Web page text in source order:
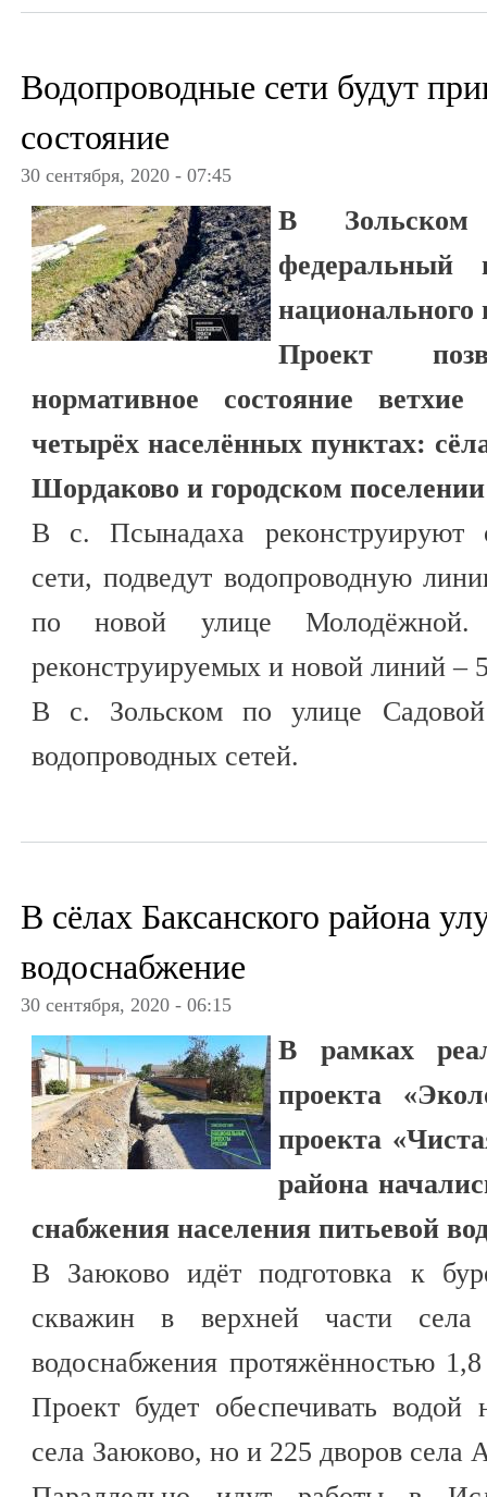
Водопроводные сети будут
состояние
30 сентября, 2020 - 07:45
В Зольском
федеральный
национального
Проект
нормативное состояние
четырёх населённых пунктах:
Шордаково и городском
В с. Псынадаха реконструируют
сети, подведут водопроводную
по новой улице Молодёжной.
реконструируемых и новой линий –
В с. Зольском по улице
водопроводных сетей.
В сёлах Баксанского района
водоснабжение
30 сентября, 2020 - 06:15
В рамках
проекта
проекта
района
снабжения населения питьевой
В Заюково идёт подготовка к
скважин в верхней части села
водоснабжения протяжённостью
Проект будет обеспечивать
села Заюково, но и 225 дворов села